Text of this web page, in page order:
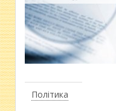
Політика